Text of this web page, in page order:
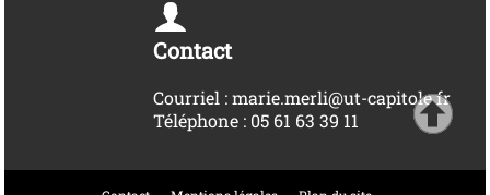
Contact
Courriel : marie.merli@ut-capitole.fr
Téléphone : 05 61 63 39 11